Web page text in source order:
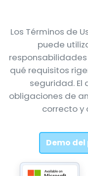
Los Términos de
puede
qué requisitos
seguridad.
obligaciones de
correcto y
Demo